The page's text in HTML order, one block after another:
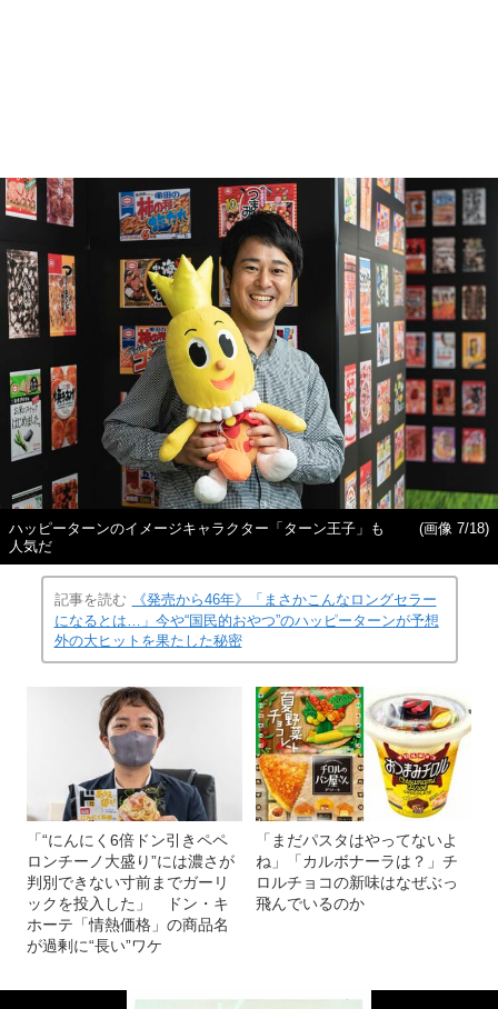
ハッピーターンのイメージキャラクター「ターン王子」も
人気だ
(画像 7/18)
記事を読む
《発売から46年》「まさかこんなロングセラー
になるとは…」今や“国民的おやつ”のハッピーターンが予想
外の大ヒットを果たした秘密
「“にんにく6倍ドン引きペペ
ロンチーノ大盛り”には濃さが
判別できない寸前までガーリ
ックを投入した」 ドン・キ
ホーテ「情熱価格」の商品名
が過剰に“長い”ワケ
「まだパスタはやってないよ
ね」「カルボナーラは？」チ
ロルチョコの新味はなぜぶっ
飛んでいるのか